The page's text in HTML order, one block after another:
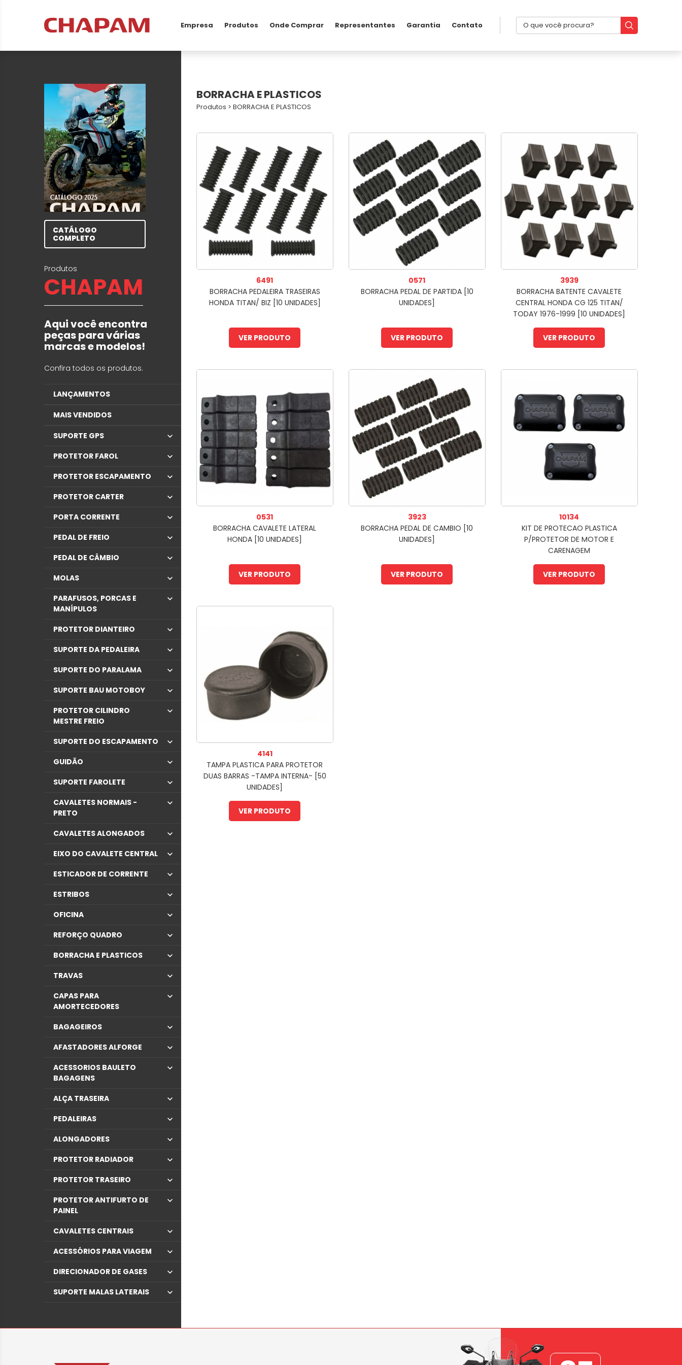
Empresa Produtos Onde Comprar Representantes Garantia Contato
CATÁLOGO
COMPLETO
Produtos
CHAPAM
Aqui você encontra
peças para várias
marcas e modelos!
Confira todos os produtos.
LANÇAMENTOS
MAIS VENDIDOS
SUPORTE GPS
PROTETOR FAROL
PROTETOR ESCAPAMENTO
PROTETOR CARTER
PORTA CORRENTE
PEDAL DE FREIO
PEDAL DE CÂMBIO
MOLAS
PARAFUSOS, PORCAS E
MANÍPULOS
PROTETOR DIANTEIRO
SUPORTE DA PEDALEIRA
SUPORTE DO PARALAMA
SUPORTE BAU MOTOBOY
PROTETOR CILINDRO
MESTRE FREIO
SUPORTE DO ESCAPAMENTO
GUIDÃO
SUPORTE FAROLETE
CAVALETES NORMAIS -
PRETO
CAVALETES ALONGADOS
EIXO DO CAVALETE CENTRAL
ESTICADOR DE CORRENTE
ESTRIBOS
OFICINA
REFORÇO QUADRO
BORRACHA E PLASTICOS
TRAVAS
CAPAS PARA
AMORTECEDORES
BAGAGEIROS
AFASTADORES ALFORGE
ACESSORIOS BAULETO
BAGAGENS
ALÇA TRASEIRA
PEDALEIRAS
ALONGADORES
PROTETOR RADIADOR
PROTETOR TRASEIRO
PROTETOR ANTIFURTO DE
PAINEL
CAVALETES CENTRAIS
ACESSÓRIOS PARA VIAGEM
DIRECIONADOR DE GASES
SUPORTE MALAS LATERAIS
BORRACHA E PLASTICOS
Produtos > BORRACHA E PLASTICOS
6491
BORRACHA PEDALEIRA TRASEIRAS
HONDA TITAN/ BIZ [10 UNIDADES]
VER PRODUTO
0571
BORRACHA PEDAL DE PARTIDA [10
UNIDADES]
VER PRODUTO
3939
BORRACHA BATENTE CAVALETE
CENTRAL HONDA CG 125 TITAN/
TODAY 1976-1999 [10 UNIDADES]
VER PRODUTO
0531
BORRACHA CAVALETE LATERAL
HONDA [10 UNIDADES]
VER PRODUTO
3923
BORRACHA PEDAL DE CAMBIO [10
UNIDADES]
VER PRODUTO
10134
KIT DE PROTECAO PLASTICA
P/PROTETOR DE MOTOR E
CARENAGEM
VER PRODUTO
4141
TAMPA PLASTICA PARA PROTETOR
DUAS BARRAS -TAMPA INTERNA- [50
UNIDADES]
VER PRODUTO